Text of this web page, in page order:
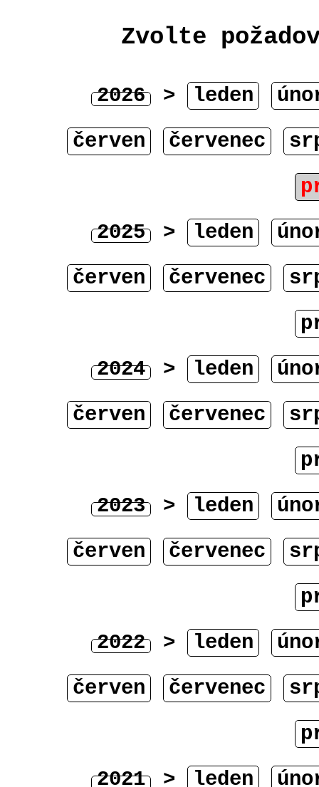
Zvolte
2026 > leden
červen
červenec
2025 > leden
červen
červenec
2024 > leden
červen
červenec
2023 > leden
červen
červenec
2022 > leden
červen
červenec
2021 > leden